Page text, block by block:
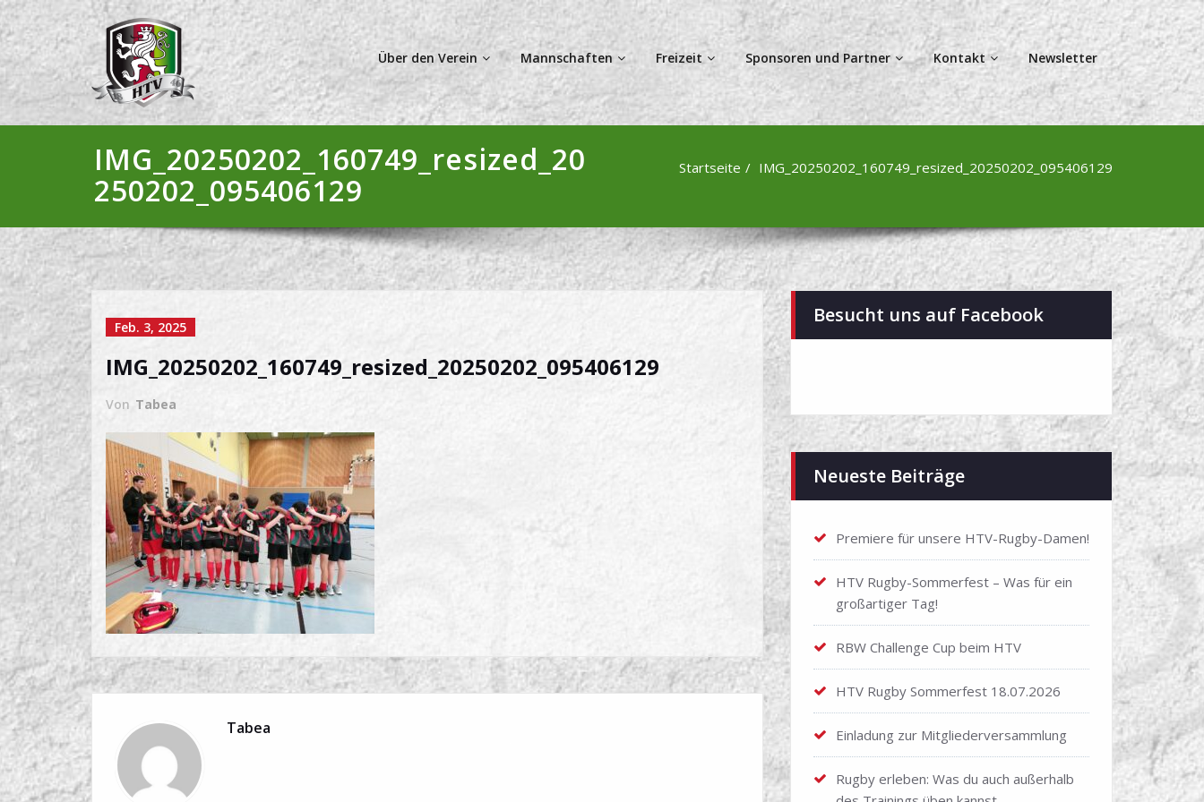
Über den Verein Mannschaften Freizeit Sponsoren und Partner Kontakt Newsletter
IMG_20250202_160749_resized_20
250202_095406129
Startseite IMG_20250202_160749_resized_20250202_095406129
Feb. 3, 2025
IMG_20250202_160749_resized_20250202_095406129
Von Tabea
Tabea
Besucht uns auf Facebook
Neueste Beiträge
Premiere für unsere HTV-Rugby-Damen!
HTV Rugby-Sommerfest – Was für ein
großartiger Tag!
RBW Challenge Cup beim HTV
HTV Rugby Sommerfest 18.07.2026
Einladung zur Mitgliederversammlung
Rugby erleben: Was du auch außerhalb